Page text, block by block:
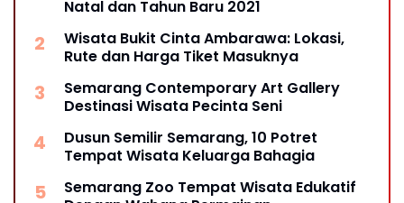
Natal dan Tahun Baru 2021
Wisata Bukit Cinta Ambarawa: Lokasi,
Rute dan Harga Tiket Masuknya
Semarang Contemporary Art Gallery
Destinasi Wisata Pecinta Seni
Dusun Semilir Semarang, 10 Potret
Tempat Wisata Keluarga Bahagia
Semarang Zoo Tempat Wisata Edukatif